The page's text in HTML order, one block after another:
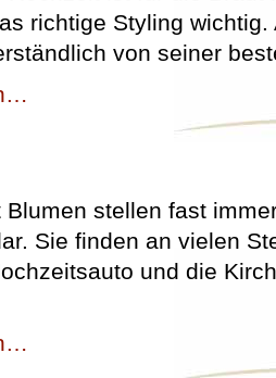
richtige Styling
von seiner
Blumen stellen fast
Sie finden an vielen
und die